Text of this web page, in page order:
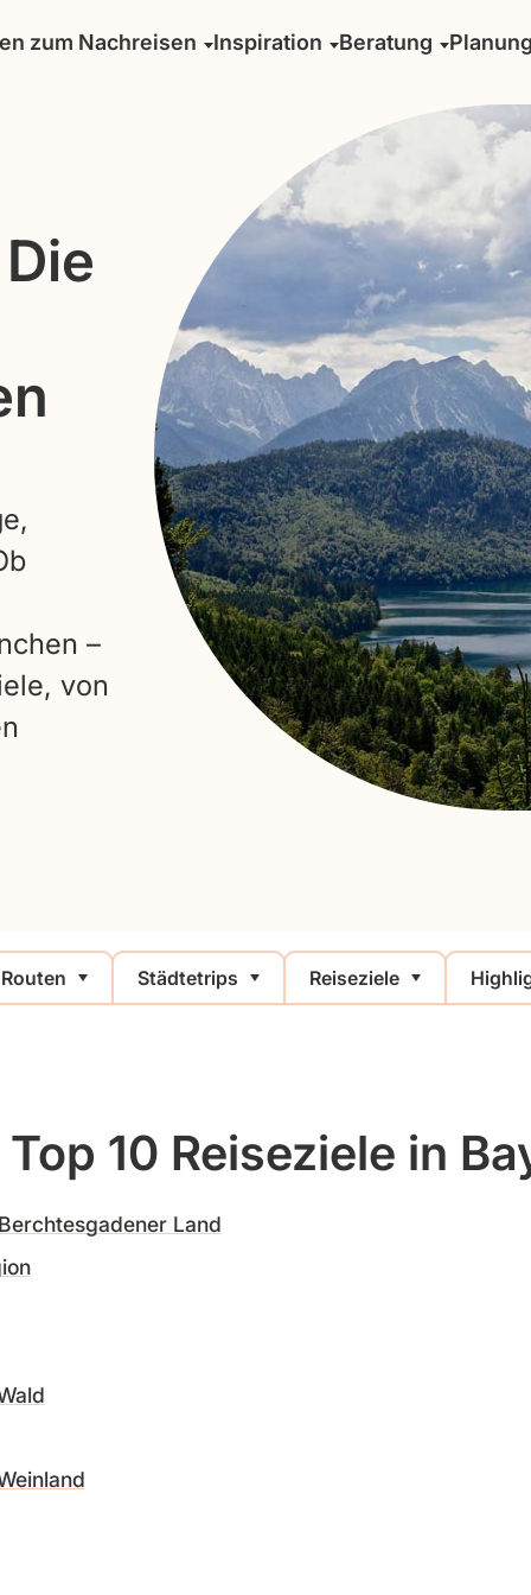
zum Nachreisen Inspiration Beratung
–
von
Routen Städtetrips Reiseziele
10 Reiseziele in
Land